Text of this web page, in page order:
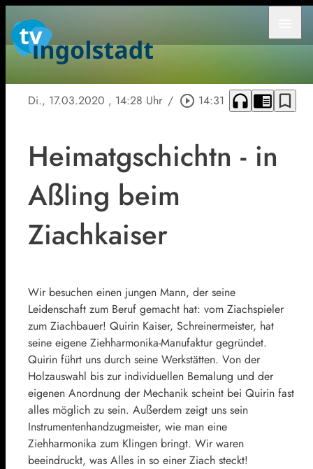
Di., 17.03.2020 , 14:28 Uhr / play_circle_outline 14:31 headphones chrome_reader_mode bookmark_border
Heimatgschichtn - in
Aßling beim
Ziachkaiser
Wir besuchen einen jungen Mann, der seine
Leidenschaft zum Beruf gemacht hat: vom Ziachspieler
zum Ziachbauer! Quirin Kaiser, Schreinermeister, hat
seine eigene Ziehharmonika-Manufaktur gegründet.
Quirin führt uns durch seine Werkstätten. Von der
Holzauswahl bis zur individuellen Bemalung und der
eigenen Anordnung der Mechanik scheint bei Quirin fast
alles möglich zu sein. Außerdem zeigt uns sein
Instrumentenhandzugmeister, wie man eine
Ziehharmonika zum Klingen bringt. Wir waren
beeindruckt, was Alles in so einer Ziach steckt!